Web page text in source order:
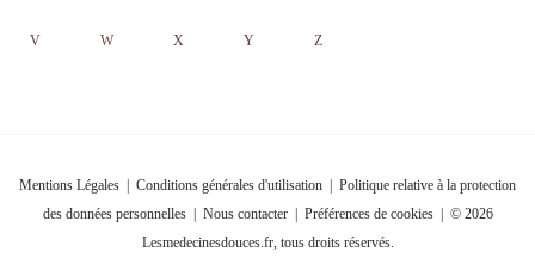
V W X Y Z
Mentions Légales Conditions générales d'utilisation
Politique relative à la protection
des données personnelles| Nous contacter| Préférences de cookies| © 2026
Lesmedecinesdouces.fr, tous droits réservés.